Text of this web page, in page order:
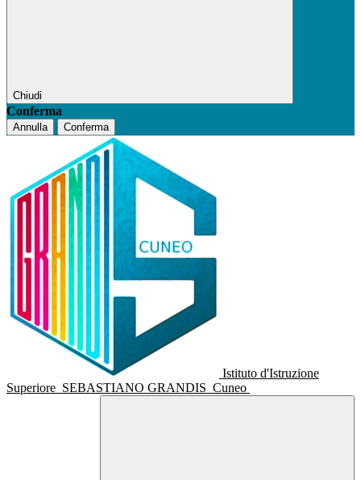
Chiudi
Conferma
Annulla Conferma
Istituto d'Istruzione
Superiore SEBASTIANO GRANDIS Cuneo